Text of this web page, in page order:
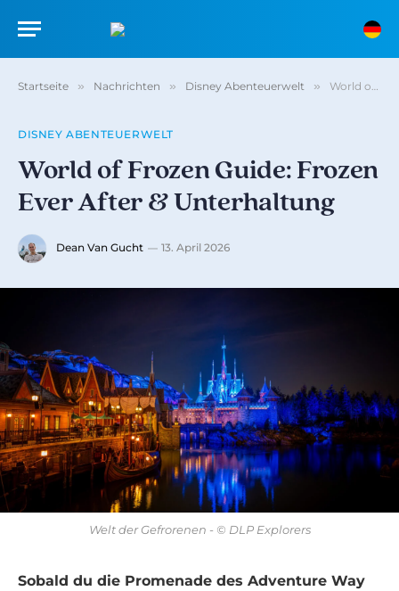
Startseite » Nachrichten » Disney Abenteuerwelt » World of Frozen Guide: Frozen Ever After & Unterhaltung
DISNEY ABENTEUERWELT
World of Frozen Guide: Frozen
Ever After & Unterhaltung
Dean Van Gucht 13. April 2026
Welt der Gefrorenen - © DLP Explorers
Sobald du die Promenade des Adventure Way